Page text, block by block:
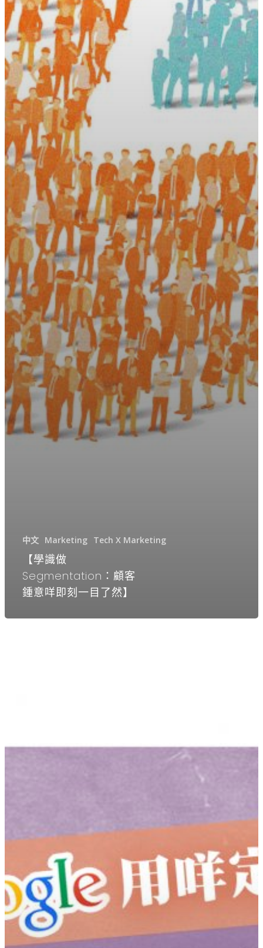
中文 Marketing Tech X Marketing
【學識做
Segmentation：顧客
鍾意咩即刻一目了然】